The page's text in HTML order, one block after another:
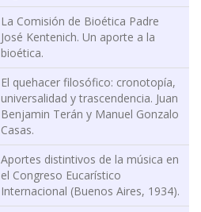
La Comisión de Bioética Padre
José Kentenich. Un aporte a la
bioética.
El quehacer filosófico: cronotopía,
universalidad y trascendencia. Juan
Benjamin Terán y Manuel Gonzalo
Casas.
Aportes distintivos de la música en
el Congreso Eucarístico
Internacional (Buenos Aires, 1934).